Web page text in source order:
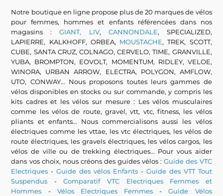
Notre boutique en ligne propose plus de 20 marques de vélos
pour femmes, hommes et enfants référencées dans nos
magasins :GIANT, LIV, CANNONDALE, SPECIALIZED,
LAPIERRE, KALKHOFF, ORBEA, MOUSTACHE, TREK, SCOTT,
CUBE, SANTA CRUZ, COLNAGO, CERVELO, TIME, GRANVILLE,
YUBA, BROMPTON, EOVOLT, MOMENTUM, RIDLEY, VELOE,
WINORA, URBAN ARROW, ELECTRA, POLYGON, AMFLOW,
UTO, CONWAY... Nous proposons toutes leurs gammes de
vélos disponibles en stocks ou sur commande, y compris les
kits cadres et les vélos sur mesure : Les vélos musculaires
comme les vélos de route, gravel, vtt, vtc, fitness, les vélos
pliants et enfants... Nous commercialisons aussi les vélos
électriques comme les vttae, les vtc électriques, les vélos de
route électriques, les gravels électriques, les vélos cargos, les
vélos de ville ou de trekking électriques... Pour vous aider
dans vos choix, nous créons des guides vélos :Guide des VTC
Electriques -Guide des vélos Enfants - Guide des VTT Tout
Suspendus -Comparatif VTC Electriques Femmes et
Hommes - Vélos Electriques Femmes -Guide Vélos